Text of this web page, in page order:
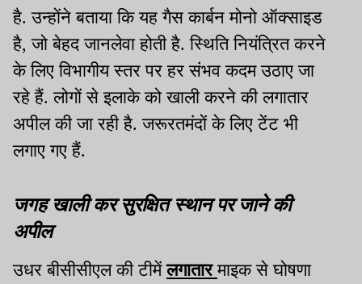
है. उन्होंने बताया कि यह गैस कार्बन मोनो ऑक्साइड
है, जो बेहद जानलेवा होती है. स्थिति नियंत्रित करने
के लिए विभागीय स्तर पर हर संभव कदम उठाए जा
रहे हैं. लोगों से इलाके को खाली करने की लगातार
अपील की जा रही है. जरूरतमंदों के लिए टेंट भी
लगाए गए हैं.
जगह खाली कर सुरक्षित स्थान पर जाने की
अपील
उधर बीसीसीएल की टीमेंलगातारमाइक से घोषणा